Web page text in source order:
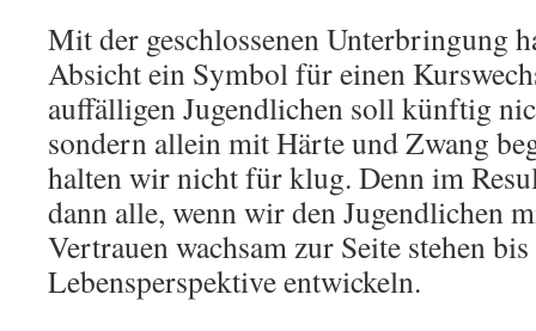
Mit der geschlossenen Unterbringung
Absicht ein Symbol für einen
auffälligen Jugendlichen soll künftig
sondern allein mit Härte und Zwang
halten wir nicht für klug. Denn im
dann alle, wenn wir den Jugendlichen
Vertrauen wachsam zur Seite stehen
Lebensperspektive entwickeln.